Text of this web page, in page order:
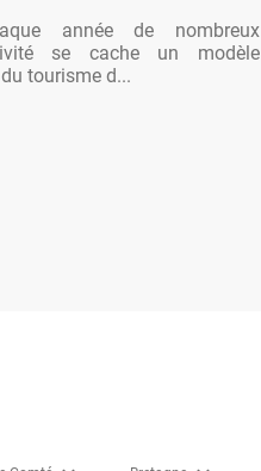
année de nombreux
se cache un modèle
tourisme d...